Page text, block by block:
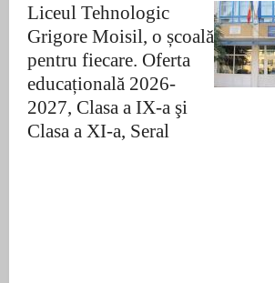
Liceul Tehnologic
Grigore Moisil, o școală
pentru fiecare. Oferta
educațională 2026-
2027, Clasa a IX-a şi
Clasa a XI-a, Seral